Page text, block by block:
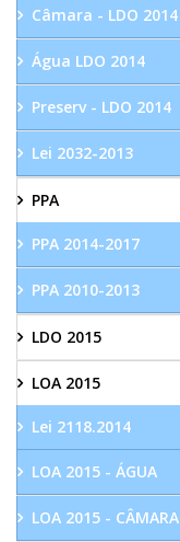
Câmara - LDO 2014
Água LDO 2014
Preserv - LDO 2014
Lei 2032-2013
PPA
PPA 2014-2017
PPA 2010-2013
LDO 2015
LOA 2015
Lei 2118.2014
LOA 2015 - ÁGUA
LOA 2015 - CÂMARA